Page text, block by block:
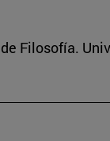
Filosofía.